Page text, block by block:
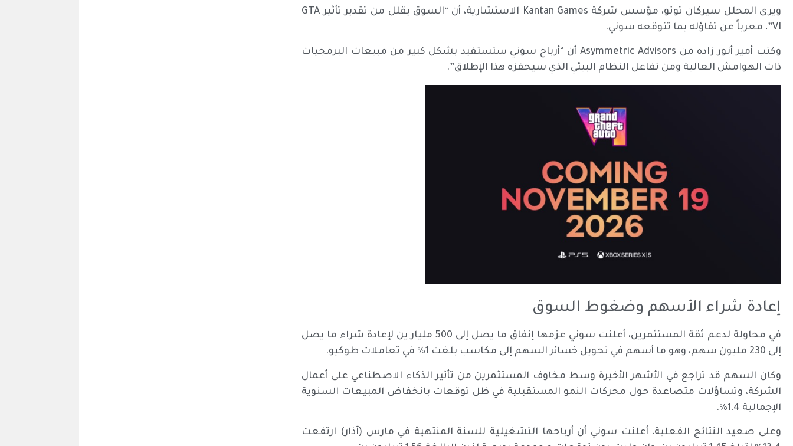
ويرى المحلل سيركان توتو، مؤسس شركة Kantan Games الاستشارية، أن “السوق يقلل من تقدير تأثير GTA
VI”، معرباً عن تفاؤله بما تتوقعه سوني.
وكتب أمير أنور زاده من Asymmetric Advisors أن “أرباح سوني ستستفيد بشكل كبير من مبيعات البرمجيات
ذات الهوامش العالية ومن تفاعل النظام البيئي الذي سيحفزه هذا الإطلاق”.
إعادة شراء الأسهم وضغوط السوق
في محاولة لدعم ثقة المستثمرين، أعلنت سوني عزمها إنفاق ما يصل إلى 500 مليار ين لإعادة شراء ما يصل
إلى 230 مليون سهم، وهو ما أسهم في تحويل خسائر السهم إلى مكاسب بلغت 1% في تعاملات طوكيو.
وكان السهم قد تراجع في الأشهر الأخيرة وسط مخاوف المستثمرين من تأثير الذكاء الاصطناعي على أعمال
الشركة، وتساؤلات متصاعدة حول محركات النمو المستقبلية في ظل توقعات بانخفاض المبيعات السنوية
الإجمالية 1.4%.
وعلى صعيد النتائج الفعلية، أعلنت سوني أن أرباحها التشغيلية للسنة المنتهية في مارس (آذار) ارتفعت